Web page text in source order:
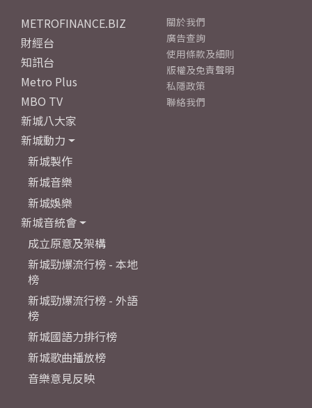
METROFINANCE.BIZ
財經台
知訊台
Metro Plus
MBO TV
新城八大家
新城動力
新城製作
新城音樂
新城娛樂
新城音統會
成立原意及架構
新城勁爆流行榜 - 本地
榜
新城勁爆流行榜 - 外語
榜
新城國語力排行榜
新城歌曲播放榜
音樂意見反映
關於我們
廣告查詢
使用條款及細則
版權及免責聲明
私隱政策
聯絡我們